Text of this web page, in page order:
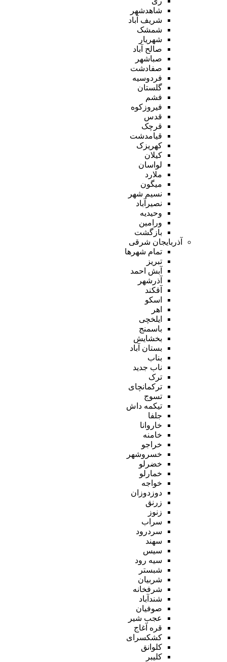
شاهدشهر
شریف آباد
شمشک
شهریار
صالح آباد
صباشهر
صفادشت
فردوسیه
گلستان
فشم
فیروزکوه
قدس
قرچک
قیامدشت
کهریزک
کیلان
لواسان
ملارد
میگون
نسیم شهر
نصیرآباد
وحیدیه
ورامین
بازگشت
آذربایجان شرقی
تمام شهر‌ها
تبریز
آبش احمد
آذرشهر
آقکند
اسکو
اهر
ایلخچی
باسمنج
بخشایش
بستان آباد
بناب
ناب جدید
ترک
ترکمانچای
تسوج
تیکمه داش
جلفا
خاروانا
خامنه
خراجو
خسروشهر
خضرلو
خمارلو
خواجه
دوزدوزان
زرنق
زنوز
سراب
سردرود
سهند
سیس
سیه رود
شبستر
شربیان
شرفخانه
شندآباد
صوفیان
عجب شیر
قره آغاج
کشکسرای
کلوانق
کلیبر